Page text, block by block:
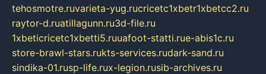
tehosmotre.ruvarieta-yug.rucricetc1xbetr1xbetcc2.ru
raytor-d.ruatillagunn.ru3d-file.ru
1xbeticricetc1xbetti5.ruuafoot-statti.rue-abis1c.ru
store-brawl-stars.rukts-services.rudark-sand.ru
sindika-01.rusp-life.rux-legion.rusib-archives.ru